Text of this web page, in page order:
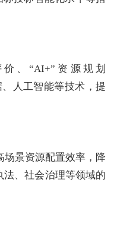
、“AI+”资源规划
人工智能等技术，提
景资源配置效率，降
、社会治理等领域的